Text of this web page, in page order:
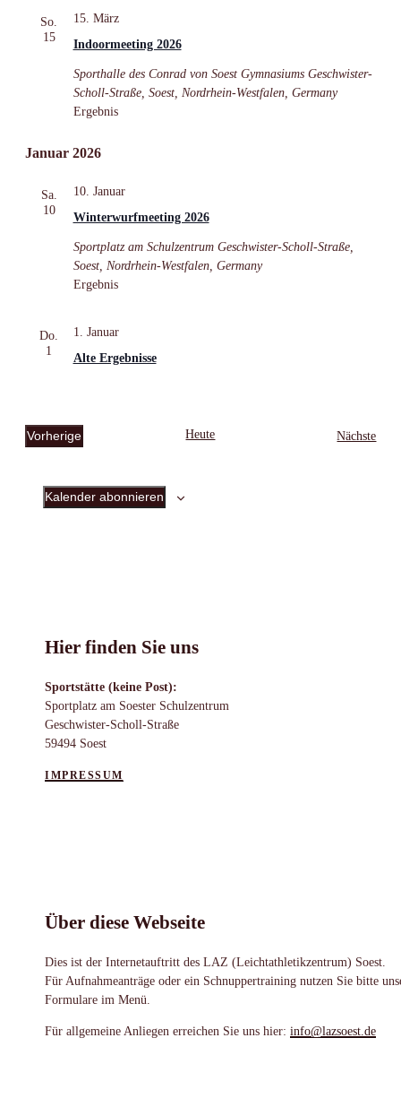
So.
15
Indoormeeting 2026
15. März
Sporthalle des Conrad von Soest Gymnasiums Geschwister-
Scholl-Straße, Soest, Nordrhein-Westfalen, Germany
Ergebnis
Januar 2026
Sa.
10
Winterwurfmeeting 2026
10. Januar
Sportplatz am Schulzentrum Geschwister-Scholl-Straße,
Soest, Nordrhein-Westfalen, Germany
Ergebnis
Do.
1
Alte Ergebnisse
1. Januar
Vorherige
Heute Nächste
Kalender abonnieren
Hier finden Sie uns
Sportstätte (keine Post):
Sportplatz am Soester Schulzentrum
Geschwister-Scholl-Straße
59494 Soest
IMPRESSUM
Über diese Webseite
Dies ist der Internetauftritt des LAZ (Leichtathletikzentrum) Soest.
Für Aufnahmeanträge oder ein Schnuppertraining nutzen Sie bitte
Formulare im Menü.
Für allgemeine Anliegen erreichen Sie uns hier: info@lazsoest.de